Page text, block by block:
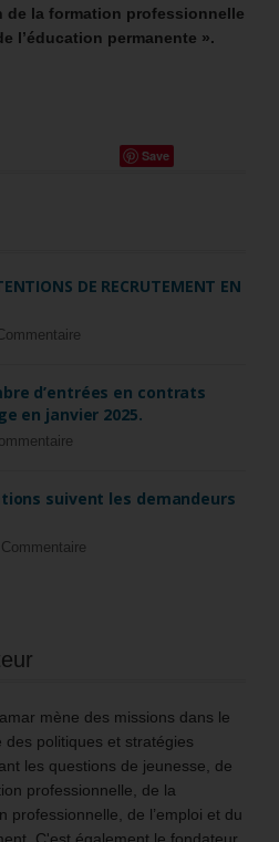
de la formation professionnelle
l’éducation permanente ».
Save
DE RECRUTEMENT EN
d’entrées en contrats
en janvier 2025.
suivent les demandeurs
mène des missions dans le
des politiques et stratégies
les questions de jeunesse, de
professionnelle, de la
professionnelle, de l’emploi et du